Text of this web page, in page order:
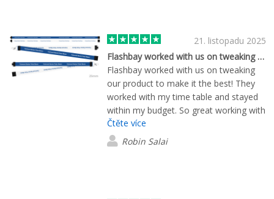
21. listopadu 2025
Flashbay worked with us on tweaking our…
Flashbay worked with us on tweaking
our product to make it the best! They
worked with my time table and stayed
within my budget. So great working with
them and will definitely be a repeat
buyer.
Čtěte více
Robin Salai